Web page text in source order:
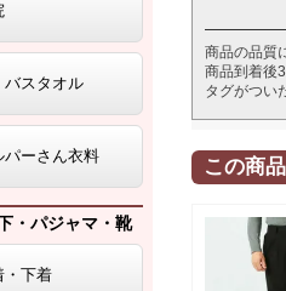
バスタオル
パーさん衣料
・パジャマ・靴
・下着
商品の品質
商品到着後
タグがつい
この商